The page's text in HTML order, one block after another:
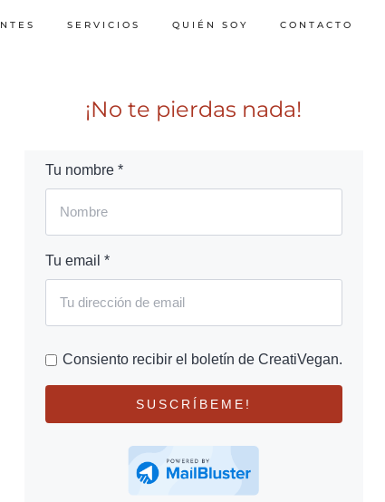
SERVICIOS QUIÉN SOY CONTACTO
¡No te pierdas nada!
Tu nombre *
Tu email *
Consiento recibir el boletín de CreatiVegan.
SUSCRÍBEME!